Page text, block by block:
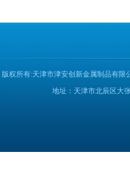
版权所有:天津市津安创新金属制品有限
地址：天津市北辰区大